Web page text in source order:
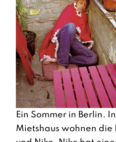
Ein Sommer in Berlin.
Mietshaus wohnen die